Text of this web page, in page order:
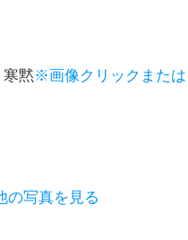
黙※画像クリックまたは
の写真を見る